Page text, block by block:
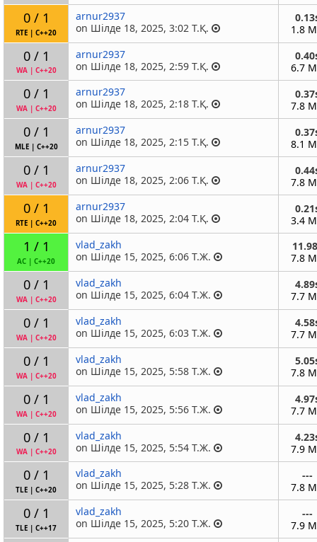
0 / 1
RTE | C++20
arnur2937
on Шілде 18, 2025, 3:02 Т.Қ.
1.8
0 / 1
WA| C++20
arnur2937
on Шілде 18, 2025, 2:59 Т.Қ.
6.7
0 / 1
WA| C++20
arnur2937
on Шілде 18, 2025, 2:18 Т.Қ.
7.8
0 / 1
MLE| C++20
arnur2937
on Шілде 18, 2025, 2:15 Т.Қ.
8.1
0 / 1
WA| C++20
arnur2937
on Шілде 18, 2025, 2:06 Т.Қ.
7.8
0 / 1
RTE | C++20
arnur2937
on Шілде 18, 2025, 2:04 Т.Қ.
3.4
1 / 1
AC | C++20
vlad_zakh
on Шілде 15, 2025, 6:06 Т.Ж.
7.8
0 / 1
WA| C++20
vlad_zakh
on Шілде 15, 2025, 6:04 Т.Ж.
7.7
0 / 1
WA| C++20
vlad_zakh
on Шілде 15, 2025, 6:03 Т.Ж.
7.7
0 / 1
WA| C++20
vlad_zakh
on Шілде 15, 2025, 5:58 Т.Ж.
7.8
0 / 1
WA| C++20
vlad_zakh
on Шілде 15, 2025, 5:56 Т.Ж.
7.7
0 / 1
WA| C++20
vlad_zakh
on Шілде 15, 2025, 5:54 Т.Ж.
7.9
0 / 1
TLE C++20
vlad_zakh
on Шілде 15, 2025, 5:28 Т.Ж.
---
7.8
0 / 1
TLE C++17
vlad_zakh
on Шілде 15, 2025, 5:20 Т.Ж.
---
7.9